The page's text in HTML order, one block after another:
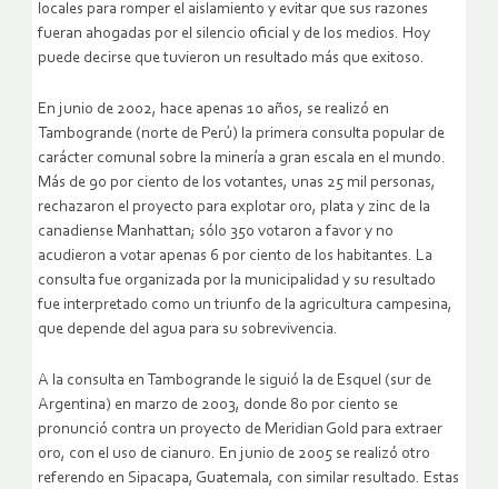
locales para romper el aislamiento y evitar que sus razones
fueran ahogadas por el silencio oficial y de los medios. Hoy
puede decirse que tuvieron un resultado más que exitoso.
En junio de 2002, hace apenas 10 años, se realizó en
Tambogrande (norte de Perú) la primera consulta popular de
carácter comunal sobre la minería a gran escala en el mundo.
Más de 90 por ciento de los votantes, unas 25 mil personas,
rechazaron el proyecto para explotar oro, plata y zinc de la
canadiense Manhattan; sólo 350 votaron a favor y no
acudieron a votar apenas 6 por ciento de los habitantes. La
consulta fue organizada por la municipalidad y su resultado
fue interpretado como un triunfo de la agricultura campesina,
que depende del agua para su sobrevivencia.
A la consulta en Tambogrande le siguió la de Esquel (sur de
Argentina) en marzo de 2003, donde 80 por ciento se
pronunció contra un proyecto de Meridian Gold para extraer
oro, con el uso de cianuro. En junio de 2005 se realizó otro
referendo en Sipacapa, Guatemala, con similar resultado. Estas